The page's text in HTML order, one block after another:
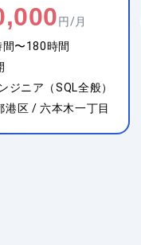
円/月
〜180時間
ジニア（SQL全般）
港区 / 六本木一丁目